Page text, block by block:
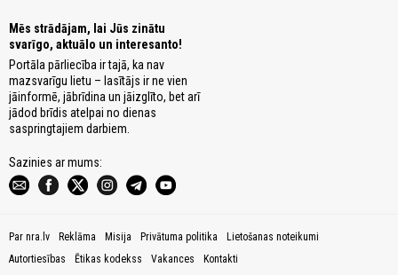
Mēs strādājam, lai Jūs zinātu
svarīgo, aktuālo un interesanto!
Portāla pārliecība ir tajā, ka nav
mazsvarīgu lietu – lasītājs ir ne vien
jāinformē, jābrīdina un jāizglīto, bet arī
jādod brīdis atelpai no dienas
saspringtajiem darbiem.
Sazinies ar mums:
Par nra.lv Reklāma Misija Privātuma politika
Lietošanas noteikumi
Autortiesības
Ētikas kodekss Vakances Kontakti